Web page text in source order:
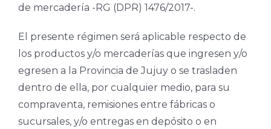
de mercadería -RG (DPR) 1476/2017-.
El presente régimen será aplicable respecto de
los productos y/o mercaderías que ingresen y/o
egresen a la Provincia de Jujuy o se trasladen
dentro de ella, por cualquier medio, para su
compraventa, remisiones entre fábricas o
sucursales, y/o entregas en depósito o en